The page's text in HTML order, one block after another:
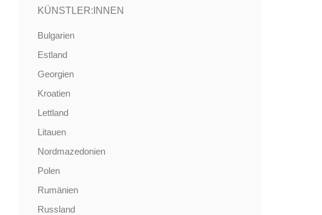
KÜNSTLER:INNEN
Bulgarien
Estland
Georgien
Kroatien
Lettland
Litauen
Nordmazedonien
Polen
Rumänien
Russland